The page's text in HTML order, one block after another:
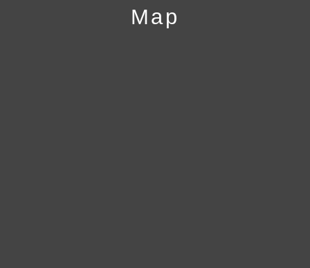
平成21年12月4日
Map